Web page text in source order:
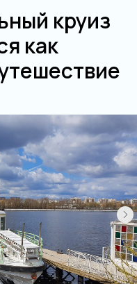
круиз
как